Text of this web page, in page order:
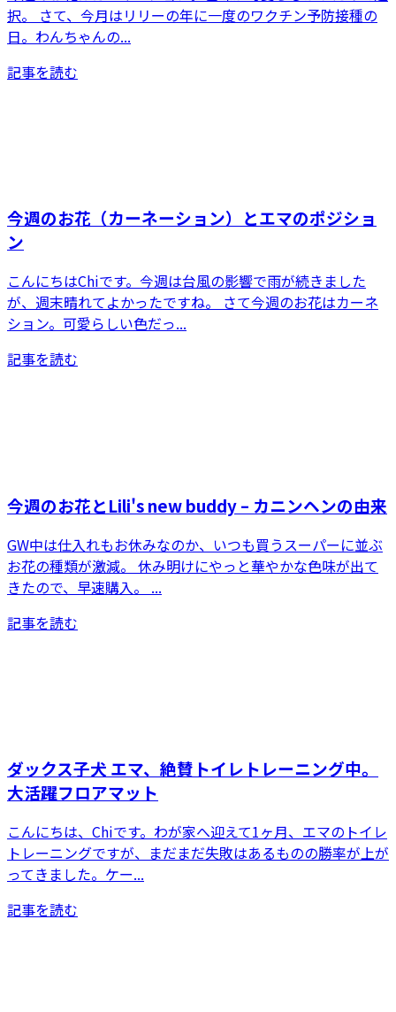
択。 さて、今月はリリーの年に一度のワクチン予防接種の
日。わんちゃんの...
記事を読む
今週のお花（カーネーション）とエマのポジショ
ン
こんにちはChiです。今週は台風の影響で雨が続きました
が、週末晴れてよかったですね。 さて今週のお花はカーネ
ション。可愛らしい色だっ...
記事を読む
今週のお花とLili's new buddy – カニンヘンの由来
GW中は仕入れもお休みなのか、いつも買うスーパーに並ぶ
お花の種類が激減。 休み明けにやっと華やかな色味が出て
きたので、早速購入。 ...
記事を読む
ダックス子犬 エマ、絶賛トイレトレーニング中。
大活躍フロアマット
こんにちは、Chiです。わが家へ迎えて1ヶ月、エマのトイレ
トレーニングですが、まだまだ失敗はあるものの勝率が上が
ってきました。ケー...
記事を読む